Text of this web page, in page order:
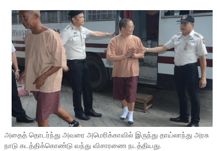
அதைத் தொடர்ந்து அவரை அமெரிக்காவில் இருந்து தாய்லாந்து அரசு
நாடு கடத்திக்கொண்டு வந்து விசாரணை நடத்தியது.